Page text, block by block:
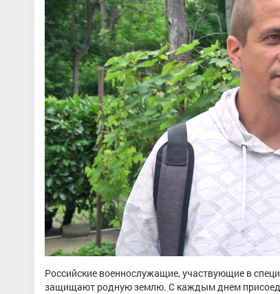
Российские военнослужащие, участвующие в
защищают родную землю. С каждым днем